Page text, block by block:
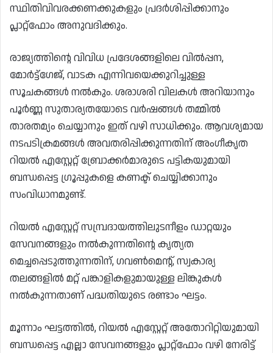
സ്ഥിതിവിവരക്കണക്കുകളും പ്രദർശിപ്പിക്കാനും
പ്ലാറ്റ്ഫോം അനുവദിക്കും.
രാജ്യത്തിന്റെ വിവിധ പ്രദേശങ്ങളിലെ വിൽപ്പന,
മോർട്ട്ഗേജ്, വാടക എന്നിവയെക്കുറിച്ചുള്ള
സൂചകങ്ങൾ നൽകും. ശരാശരി വിലകൾ അറിയാനും
പൂർണ്ണ സുതാര്യതയോടെ വർഷങ്ങൾ തമ്മിൽ
താരതമ്യം ചെയ്യാനും ഇത് വഴി സാധിക്കും. ആവശ്യമായ
നടപടിക്രമങ്ങൾ അവതരിപ്പിക്കുന്നതിന് അംഗീകൃത
റിയൽ എസ്റ്റേറ്റ് ബ്രോക്കർമാരുടെ പട്ടികയുമായി
ബന്ധപ്പെട്ട ഗ്രൂപ്പുകളെ കണക്ട് ചെയ്യിക്കാനും
സംവിധാനമുണ്ട്.
റിയൽ എസ്റ്റേറ്റ് സമ്പ്രദായത്തിലുടനീളം ഡാറ്റയും
സേവനങ്ങളും നൽകുന്നതിന്റെ കൃത്യത
മെച്ചപ്പെടുത്തുന്നതിന്, ഗവൺമെന്റ്, സ്വകാര്യ
തലങ്ങളിൽ മറ്റ് പങ്കാളികളുമായുള്ള ലിങ്കുകൾ
നൽകുന്നതാണ് പദ്ധതിയുടെ രണ്ടാം ഘട്ടം.
മൂന്നാം ഘട്ടത്തിൽ, റിയൽ എസ്റ്റേറ്റ് അതോറിറ്റിയുമായി
ബന്ധപ്പെട്ട എല്ലാ സേവനങ്ങളും പ്ലാറ്റ്‌ഫോം വഴി നേരിട്ട്